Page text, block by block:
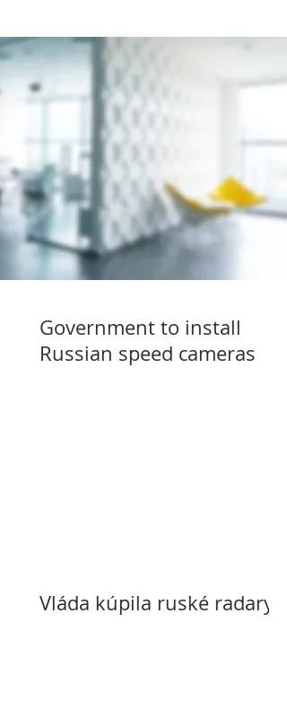
Government to install
Russian speed cameras
Vláda kúpila ruské radary